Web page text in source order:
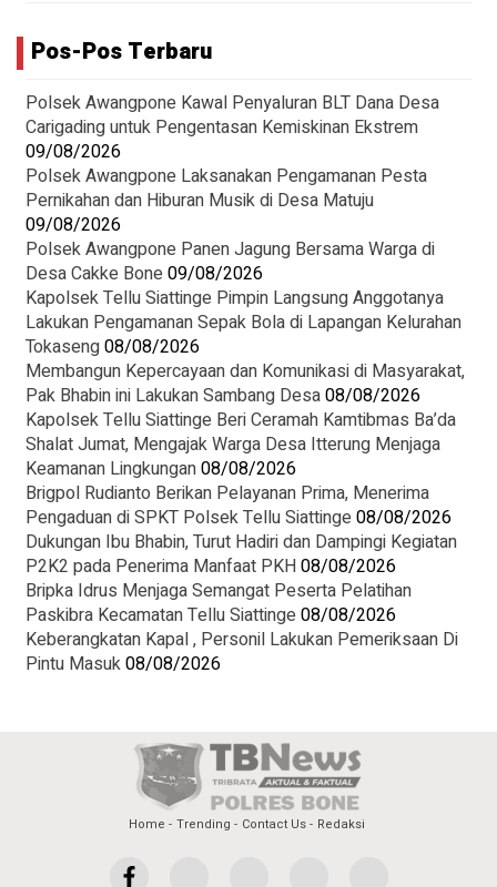
Pos-Pos Terbaru
‎Polsek Awangpone Kawal Penyaluran BLT Dana Desa
Carigading untuk Pengentasan Kemiskinan Ekstrem
09/08/2026
‎Polsek Awangpone Laksanakan Pengamanan Pesta
Pernikahan dan Hiburan Musik di Desa Matuju ‎
09/08/2026
Polsek Awangpone Panen Jagung Bersama Warga di
Desa Cakke Bone09/08/2026
Kapolsek Tellu Siattinge Pimpin Langsung Anggotanya
Lakukan Pengamanan Sepak Bola di Lapangan Kelurahan
Tokaseng08/08/2026
Membangun Kepercayaan dan Komunikasi di Masyarakat,
Pak Bhabin ini Lakukan Sambang Desa08/08/2026
Kapolsek Tellu Siattinge Beri Ceramah Kamtibmas Ba’da
Shalat Jumat, Mengajak Warga Desa Itterung Menjaga
Keamanan Lingkungan08/08/2026
Brigpol Rudianto Berikan Pelayanan Prima, Menerima
Pengaduan di SPKT Polsek Tellu Siattinge08/08/2026
Dukungan Ibu Bhabin, Turut Hadiri dan Dampingi Kegiatan
P2K2 pada Penerima Manfaat PKH08/08/2026
Bripka Idrus Menjaga Semangat Peserta Pelatihan
Paskibra Kecamatan Tellu Siattinge08/08/2026
Keberangkatan Kapal , Personil Lakukan Pemeriksaan Di
Pintu Masuk08/08/2026
Home Trending Contact Us Redaksi